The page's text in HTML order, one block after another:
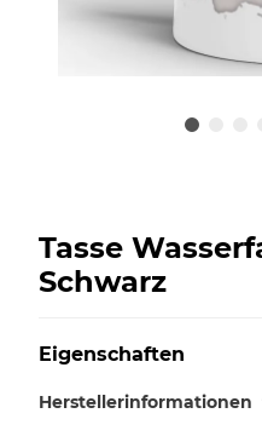
Tasse
Schwarz
Eigenschaften
Herstellerinformationen